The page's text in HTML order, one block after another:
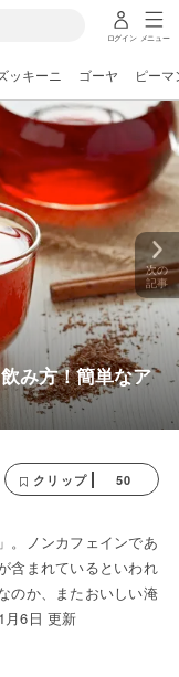
ログイン メニュー
ッキーニ ゴーヤ ピーマ
み方！簡単なア
次の
記事
クリップ 50
。ノンカフェインであ
含まれているといわれ
のか、またおいしい淹
月6日 更新